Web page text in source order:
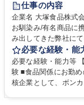
仕事の内容
企業名 大塚食品株式会社 求人名 【滋賀/製造オペレーター】ボ
お馴染み/有名商品に携われる/住宅手当
み出してきた弊社に
お任せします。ゆく
【お任せする業務】
造設備導入 ■製造設
範囲内） 募集職種 【滋賀/製造オペレーター】ボンカレーでお馴染み/有名
必要な経験・能
必要な経験・能力等
験 ■食品関係にお勤めの経験のある方 【
核企業として、ボン